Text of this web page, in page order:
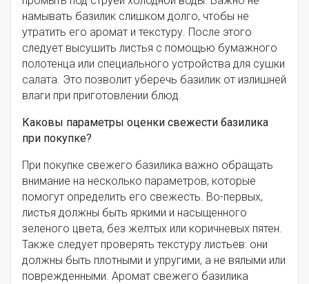
намывать базилик слишком долго, чтобы не
утратить его аромат и текстуру. После этого
следует высушить листья с помощью бумажного
полотенца или специального устройства для сушки
салата. Это позволит уберечь базилик от излишней
влаги при приготовлении блюд.
Каковы параметры оценки свежести базилика
при покупке?
При покупке свежего базилика важно обращать
внимание на несколько параметров, которые
помогут определить его свежесть. Во-первых,
листья должны быть яркими и насыщенного
зеленого цвета, без желтых или коричневых пятен.
Также следует проверять текстуру листьев: они
должны быть плотными и упругими, а не вялыми или
поврежденными. Аромат свежего базилика